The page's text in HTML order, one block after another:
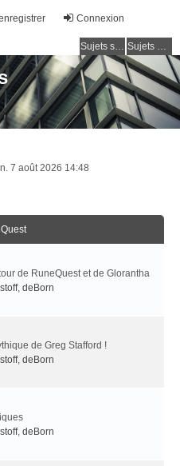
Connexion
Sujets sans réponse Sujets actifs
7 août 2026 14:48
de RuneQuest et de Glorantha
, deBorn
de Greg Stafford !
, deBorn
, deBorn